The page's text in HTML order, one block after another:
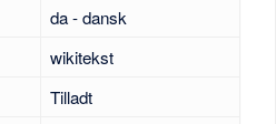
da - dansk
wikitekst
Tilladt